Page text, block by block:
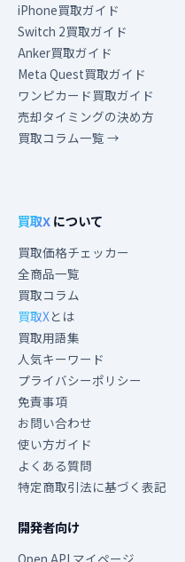
iPhone買取ガイド
Switch 2買取ガイド
Anker買取ガイド
Meta Quest買取ガイド
ワンピカード買取ガイド
売却タイミングの決め方
買取コラム一覧 →
買取Xについて
買取価格チェッカー
全商品一覧
買取コラム
買取Xとは
買取用語集
人気キーワード
プライバシーポリシー
免責事項
お問い合わせ
使い方ガイド
よくある質問
特定商取引法に基づく表記
開発者向け
Open API マイページ